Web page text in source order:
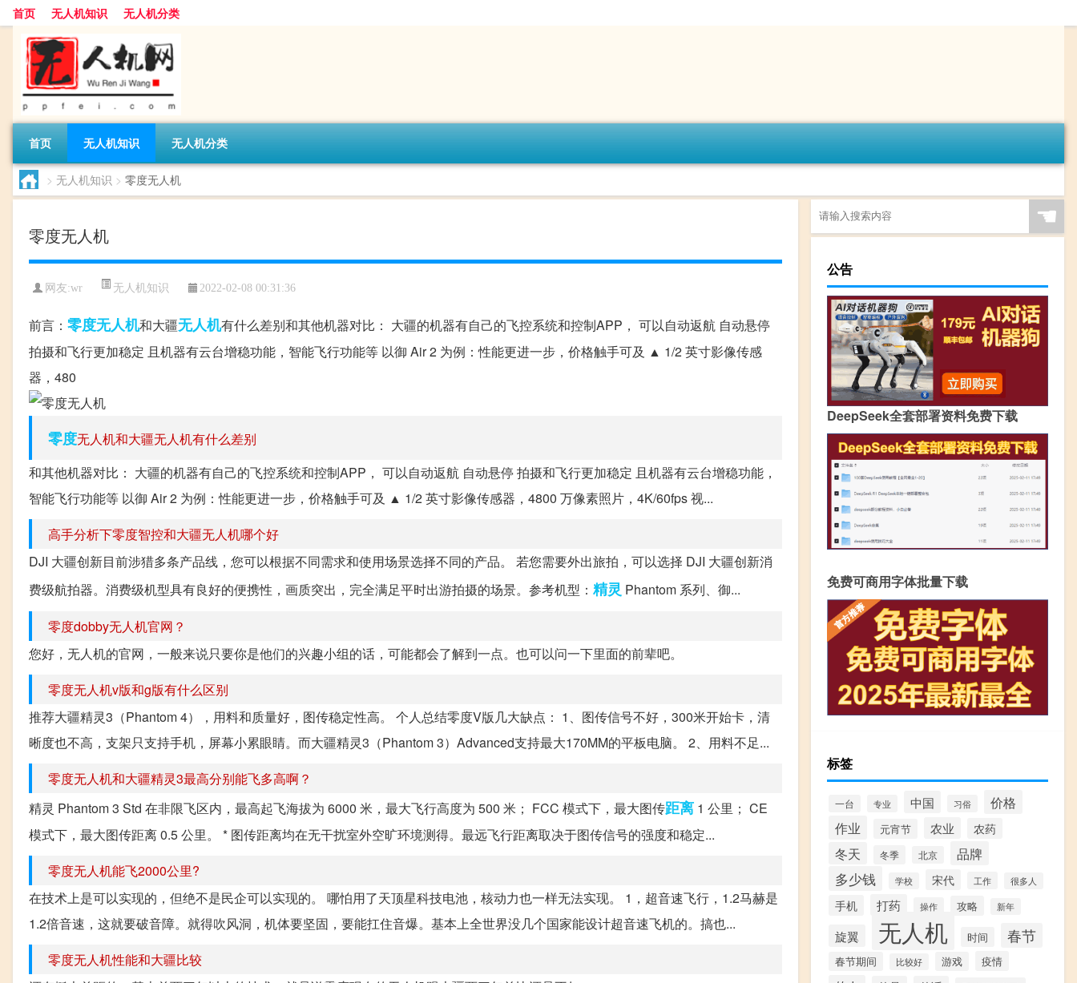
首页 无人机知识 无人机分类
首页 无人机知识 无人机分类
> 无人机知识 > 零度无人机
零度无人机
网友:wr 无人机知识 2022-02-08 00:31:36
前言： 零度无人机和大疆无人机有什么差别和其他机器对比： 大疆的机器有自己的飞控系统和控制APP， 可以自动返航 自动悬停
拍摄和飞行更加稳定 且机器有云台增稳功能，智能飞行功能等 以御 Air 2 为例：性能更进一步，价格触手可及 ▲ 1/2 英寸影像传感
器，480
零度无人机和大疆无人机有什么差别
和其他机器对比： 大疆的机器有自己的飞控系统和控制APP， 可以自动返航 自动悬停 拍摄和飞行更加稳定 且机器有云台增稳功能，
智能飞行功能等 以御 Air 2 为例：性能更进一步，价格触手可及 ▲ 1/2 英寸影像传感器，4800 万像素照片，4K/60fps 视...
高手分析下零度智控和大疆无人机哪个好
DJI 大疆创新目前涉猎多条产品线，您可以根据不同需求和使用场景选择不同的产品。 若您需要外出旅拍，可以选择 DJI 大疆创新消
费级航拍器。消费级机型具有良好的便携性，画质突出，完全满足平时出游拍摄的场景。参考机型： 精灵 Phantom 系列、御...
零度dobby无人机官网？
您好，无人机的官网，一般来说只要你是他们的兴趣小组的话，可能都会了解到一点。也可以问一下里面的前辈吧。
零度无人机v版和g版有什么区别
推荐大疆精灵3（Phantom 4），用料和质量好，图传稳定性高。 个人总结零度V版几大缺点： 1、图传信号不好，300米开始卡，清
晰度也不高，支架只支持手机，屏幕小累眼睛。而大疆精灵3（Phantom 3）Advanced支持最大170MM的平板电脑。 2、用料不足...
零度无人机和大疆精灵3最高分别能飞多高啊？
精灵 Phantom 3 Std 在非限飞区内，最高起飞海拔为 6000 米，最大飞行高度为 500 米； FCC 模式下，最大图传距离 1 公里； CE
模式下，最大图传距离 0.5 公里。 * 图传距离均在无干扰室外空旷环境测得。最远飞行距离取决于图传信号的强度和稳定...
零度无人机能飞2000公里?
在技术上是可以实现的，但绝不是民企可以实现的。 哪怕用了天顶星科技电池，核动力也一样无法实现。 1，超音速飞行，1.2马赫是
1.2倍音速，这就要破音障。就得吹风洞，机体要坚固，要能扛住音爆。基本上全世界没几个国家能设计超音速飞机的。搞也...
零度无人机性能和大疆比较
☚
公告
DeepSeek全套部署资料免费下载
免费可商用字体批量下载
标签
一台 专业 中国 习俗
价格
作业
元宵节 农业 农药
冬天 冬季 北京 品牌
多少钱 学校 宋代 工作 很多人
手机 打药 操作 攻略 新年
旋翼 无人机 时间 春节
春节期间 比较好 游戏 疫情